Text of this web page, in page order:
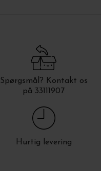
Spørgsmål? Kontakt os
på 33111907
Hurtig levering